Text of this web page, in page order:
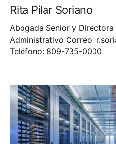
Rita Pilar Soriano
Abogada Senior y Directora
Administrativo Correo:
Teléfono: 809-735-0000